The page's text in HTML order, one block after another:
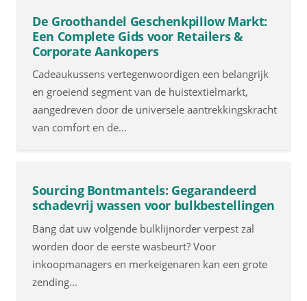
De Groothandel Geschenkpillow Markt:
Een Complete Gids voor Retailers &
Corporate Aankopers
Cadeaukussens vertegenwoordigen een belangrijk
en groeiend segment van de huistextielmarkt,
aangedreven door de universele aantrekkingskracht
van comfort en de...
Sourcing Bontmantels: Gegarandeerd
schadevrij wassen voor bulkbestellingen
Bang dat uw volgende bulklijnorder verpest zal
worden door de eerste wasbeurt? Voor
inkoopmanagers en merkeigenaren kan een grote
zending...